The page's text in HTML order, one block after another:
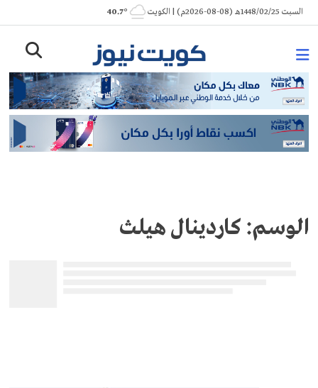
Skip
to
السبت 1448/02/25هـ (08-08-2026م) | الكويت ° 40.7
الوسم: كاردينال هيلث